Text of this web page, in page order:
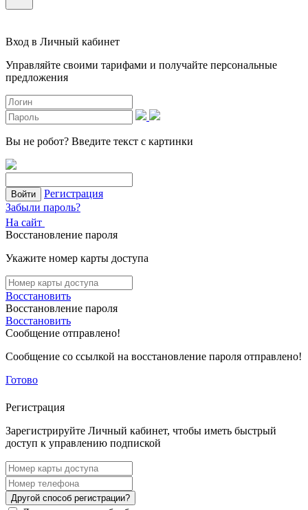
Вход в Личный кабинет
Управляйте своими тарифами и получайте персональные
предложения
Вы не робот? Введите текст с картинки
Войти
Регистрация
Забыли пароль?
На сайт
Восстановление пароля
Укажите номер карты доступа
Восстановить
Восстановление пароля
Восстановить
Сообщение отправлено!
Сообщение со ссылкой на восстановление пароля отправлено!
Готово
Регистрация
Зарегистрируйте Личный кабинет, чтобы иметь быстрый
доступ к управлению подпиской
Другой способ регистрации?